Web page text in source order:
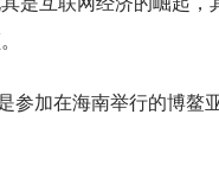
参加在海南举行的博鳌